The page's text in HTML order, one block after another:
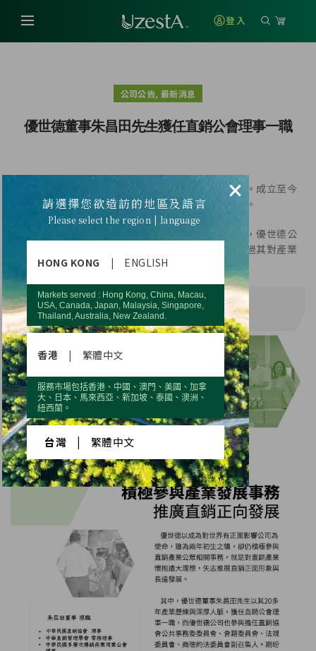
登入
公司公告, 最新消息
優世德董事朱昌田先生獲任直銷公會理事一職
優世德成立以來，致力成為對世界有正面影響的公司。成立至今
只有兩年多的時間，積極參與直銷產業公眾相關事務。
其中，優世德董事朱昌田先生獲任直銷公會理事一職，優世德公
司也參與擔任直銷協會多個委會員副召集人，期盼透過其對產業
的理念及影響力，為直銷產業發展貢獻一份心力。
×
請選擇您欲造訪的地區及語言
Please select the region | language
HONG KONG | ENGLISH
Markets served : Hong Kong, China, Macau,
USA, Canada, Japan, Malaysia, Singapore,
Thailand, Australia, New Zealand.
香港 | 繁體中文
服務市場包括香港、中國、澳門、美國、加拿
大、日本、馬來西亞、新加坡、泰國、澳洲、
紐西蘭。
台灣 | 繁體中文